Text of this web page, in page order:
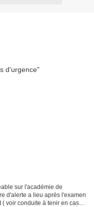
sur l'académie de
d'alerte a lieu après l'examen
voir conduite à tenir en cas